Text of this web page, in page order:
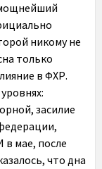
никому не
только
в ФХР.
засилие
в мае, после
что дна